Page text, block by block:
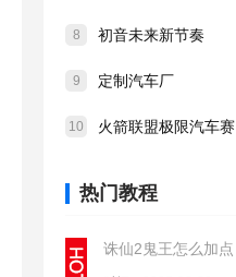
8 初音未来新节奏
9 定制汽车厂
10 火箭联盟极限汽车赛
热门教程